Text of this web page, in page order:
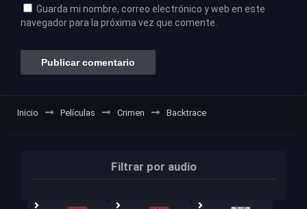
Guarda mi nombre, correo electrónico y web en este
navegador para la próxima vez que comente.
Inicio Películas Crimen Backtrace
Filtrar por audio